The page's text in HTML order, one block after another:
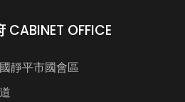
CABINET OFFICE
靜平市國會區